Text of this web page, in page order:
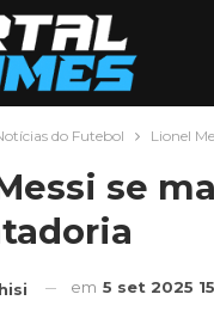
do Futebol Lionel
se
em 5 set 2025